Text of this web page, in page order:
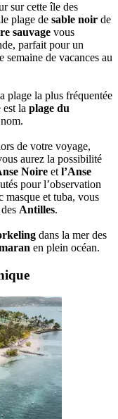
sur cette île des
plage de sable noir de
sauvage vous
parfait pour un
de vacances au
plage la plus fréquentée
est la plage du
de votre voyage,
aurez la possibilité
Noire et l’Anse
pour l’observation
masque et tuba, vous
Antilles.
dans la mer des
en plein océan.